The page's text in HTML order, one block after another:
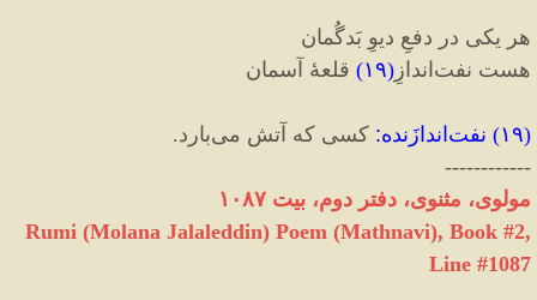
هر یکی در دفعِ دیوِ بَدگُمان
هست نفت‌اندازِ (۱۹) قلعهٔ آسمان
(۱۹) نفت‌اندازَنده: کسی که آتش می‌بارد.
------------
مولوی، مثنوی، دفتر دوم، بیت ۱۰۸۷
Rumi (Molana Jalaleddin) Poem (Mathnavi), Book #2,
Line #1087